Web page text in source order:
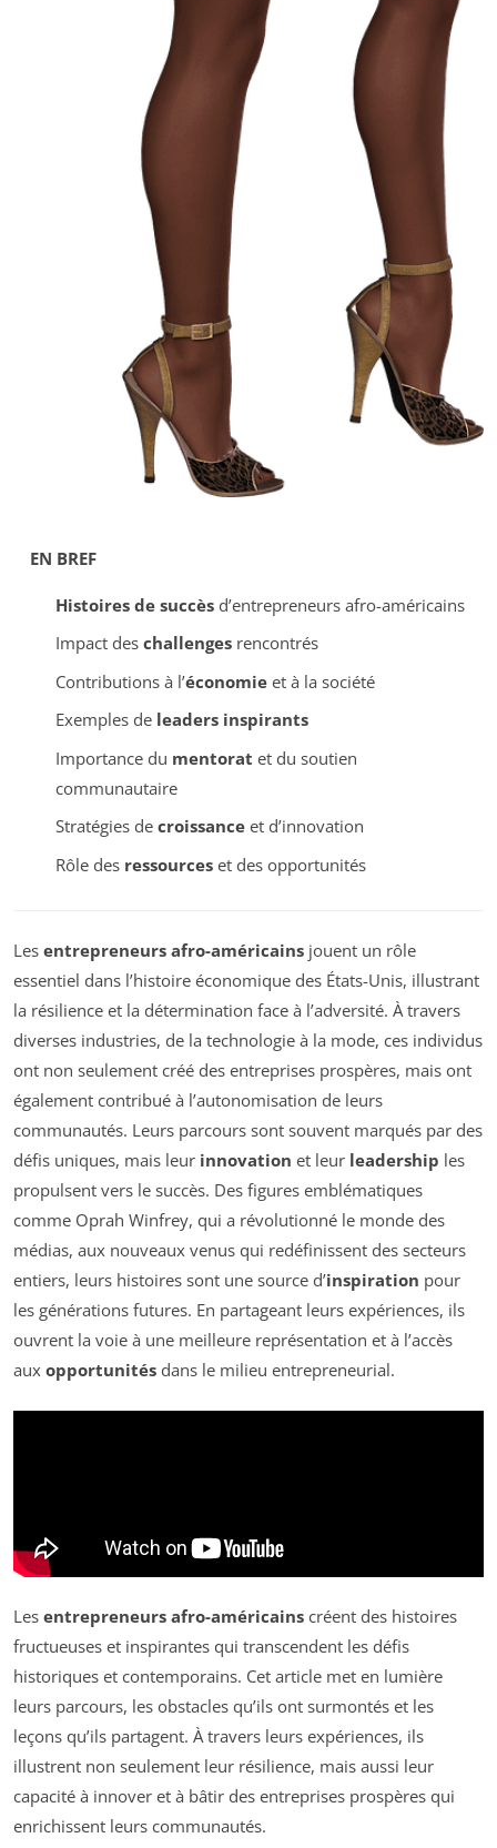
EN BREF
Histoires de succèsd’entrepreneurs afro-américains
Impact des challengesrencontrés
Contributions à l’économieet à la société
Exemples de leaders inspirants
Importance du mentorat et du soutien
communautaire
Stratégies de croissanceet d’innovation
Rôle des ressourceset des opportunités
Les entrepreneurs afro-américains jouent un rôle
essentiel dans l’histoire économique des États-Unis, illustrant
la résilience et la détermination face à l’adversité. À travers
diverses industries, de la technologie à la mode, ces individus
ont non seulement créé des entreprises prospères, mais ont
également contribué à l’autonomisation de leurs
communautés. Leurs parcours sont souvent marqués par des
défis uniques, mais leur innovation et leur leadership les
propulsent vers le succès. Des figures emblématiques
comme Oprah Winfrey, qui a révolutionné le monde des
médias, aux nouveaux venus qui redéfinissent des secteurs
entiers, leurs histoires sont une source d’inspiration pour
les générations futures. En partageant leurs expériences, ils
ouvrent la voie à une meilleure représentation et à l’accès
aux opportunités dans le milieu entrepreneurial.
Les entrepreneurs afro-américains créent des histoires
fructueuses et inspirantes qui transcendent les défis
historiques et contemporains. Cet article met en lumière
leurs parcours, les obstacles qu’ils ont surmontés et les
leçons qu’ils partagent. À travers leurs expériences, ils
illustrent non seulement leur résilience, mais aussi leur
capacité à innover et à bâtir des entreprises prospères qui
enrichissent leurs communautés.